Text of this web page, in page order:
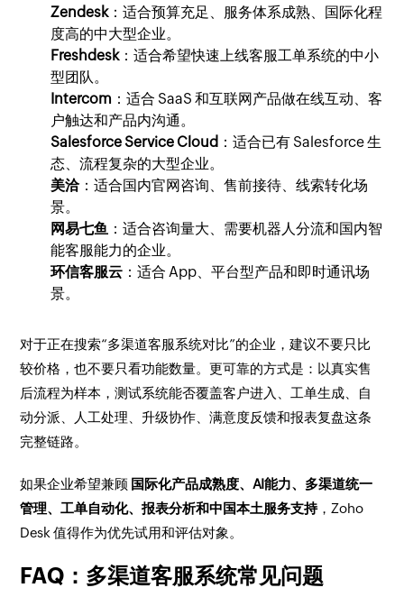
Zendesk：适合预算充足、服务体系成熟、国际化程
度高的中大型企业。
Freshdesk：适合希望快速上线客服工单系统的中小
型团队。
Intercom ：适合 SaaS 和互联网产品做在线互动、客
户触达和产品内沟通。
Salesforce Service Cloud ：适合已有 Salesforce 生
态、流程复杂的大型企业。
美洽：适合国内官网咨询、售前接待、线索转化场
景。
网易七鱼 ：适合咨询量大、需要机器人分流和国内智
能客服能力的企业。
环信客服云 ：适合 App、平台型产品和即时通讯场
景。
对于正在搜索“多渠道客服系统对比”的企业，建议不要只比
较价格，也不要只看功能数量。更可靠的方式是：以真实售
后流程为样本，测试系统能否覆盖客户进入、工单生成、自
动分派、人工处理、升级协作、满意度反馈和报表复盘这条
完整链路。
如果企业希望兼顾 国际化产品成熟度、AI能力、多渠道统一
管理、工单自动化、报表分析和中国本土服务支持，Zoho
Desk 值得作为优先试用和评估对象。
FAQ：多渠道客服系统常见问题